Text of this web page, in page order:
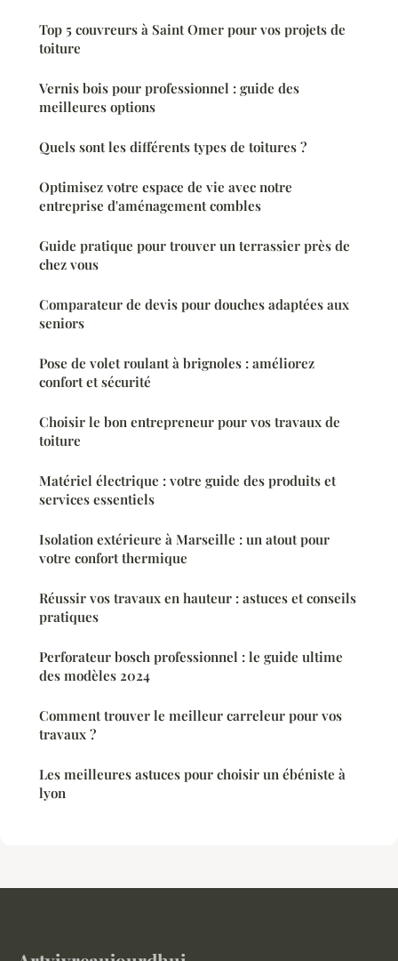
Top 5 couvreurs à Saint Omer pour vos projets de
toiture
Vernis bois pour professionnel : guide des
meilleures options
Quels sont les différents types de toitures ?
Optimisez votre espace de vie avec notre
entreprise d'aménagement combles
Guide pratique pour trouver un terrassier près de
chez vous
Comparateur de devis pour douches adaptées aux
seniors
Pose de volet roulant à brignoles : améliorez
confort et sécurité
Choisir le bon entrepreneur pour vos travaux de
toiture
Matériel électrique : votre guide des produits et
services essentiels
Isolation extérieure à Marseille : un atout pour
votre confort thermique
Réussir vos travaux en hauteur : astuces et conseils
pratiques
Perforateur bosch professionnel : le guide ultime
des modèles 2024
Comment trouver le meilleur carreleur pour vos
travaux ?
Les meilleures astuces pour choisir un ébéniste à
lyon